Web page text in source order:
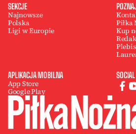
SEKCJE
Najnowsze
Polska
Ligi w Europie
Piłka
Kup
APLIKACJA MOBILNA
App Store
Google Play